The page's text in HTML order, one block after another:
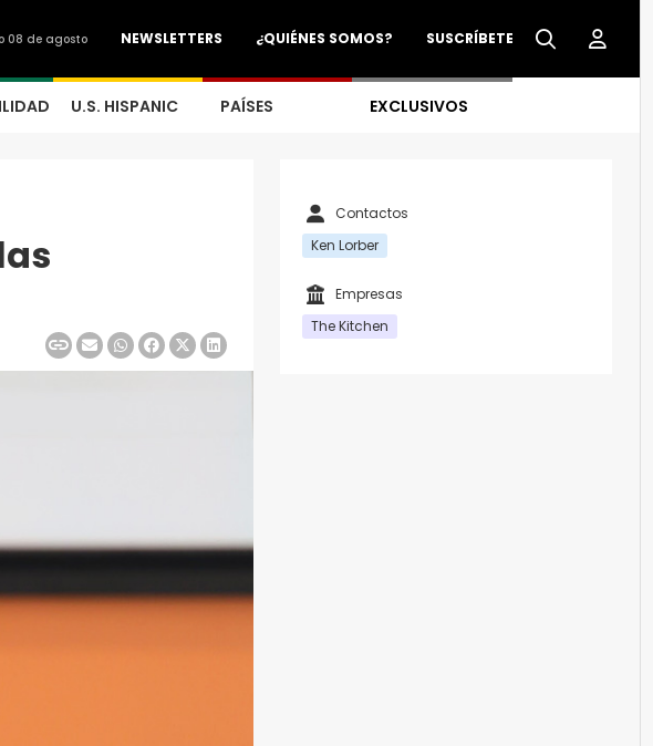
SUSCRÍBETE
¿QUIÉNES SOMOS?
NEWSLETTERS
08 de agosto
U.S. HISPANIC PAÍSES EXCLUSIVOS
Contactos
Ken Lorber
Empresas
The Kitchen